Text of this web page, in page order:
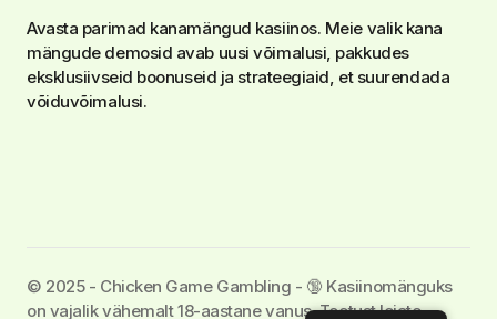
Avasta parimad kanamängud kasiinos. Meie valik kana
mängude demosid avab uusi võimalusi, pakkudes
eksklusiivseid boonuseid ja strateegiaid, et suurendada
võiduvõimalusi.
©️ 2025 - Chicken Game Gambling - 🔞 Kasiinomänguks
on vajalik vähemalt 18-aastane vanus. Toetust leiate